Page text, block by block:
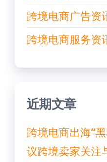
跨境电商广告资
跨境电商服务资
近期文章
跨境电商出海“
议跨境卖家关注